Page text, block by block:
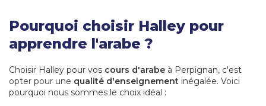
Pourquoi choisir Halley pour
apprendre l'arabe ?
Choisir Halley pour vos cours d'arabe à Perpignan, c'est
opter pour une qualité d'enseignement inégalée. Voici
pourquoi nous sommes le choix idéal :